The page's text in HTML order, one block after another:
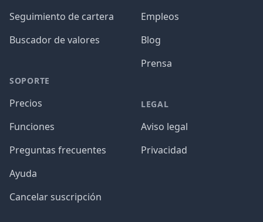
Seguimiento de cartera
Buscador de valores
SOPORTE
Precios
Funciones
Preguntas frecuentes
Ayuda
Cancelar suscripción
Empleos
Blog
Prensa
LEGAL
Aviso legal
Privacidad